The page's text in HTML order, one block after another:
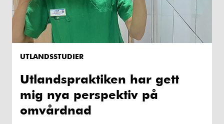
UTLANDSSTUDIER
Utlandspraktiken har gett
mig nya perspektiv på
omvårdnad